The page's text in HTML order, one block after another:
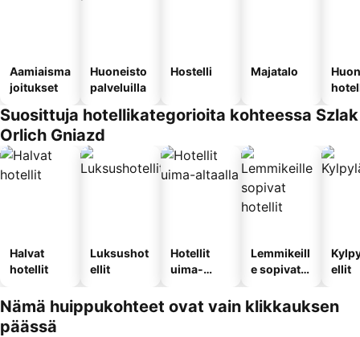
Aamiaisma
joitukset
Huoneisto
palveluilla
Hostelli Majatalo
Suosittuja hotellikategorioita kohteessa Szlak
Orlich Gniazd
Halvat
hotellit
Luksushot
ellit
Hotellit
uima-
Lemmikeill
e sopivat
ellit
Nämä huippukohteet ovat vain klikkauksen
päässä